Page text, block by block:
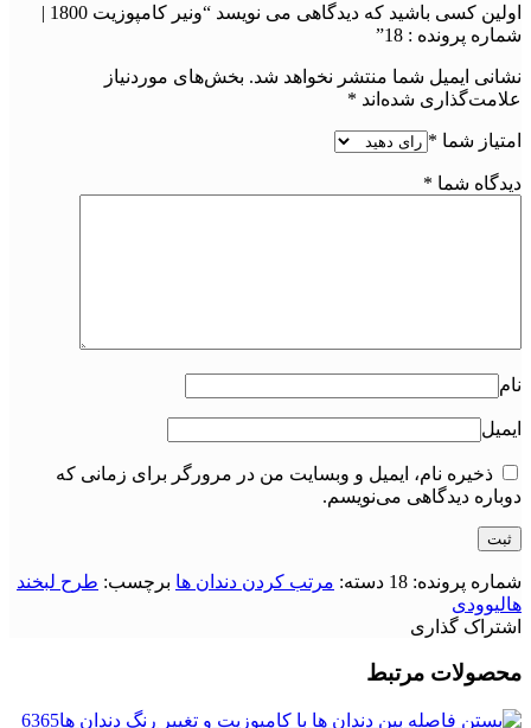
اولین کسی باشید که دیدگاهی می نویسد “ونیر کامپوزیت 1800 |
شماره پرونده : 18”
نشانی ایمیل شما منتشر نخواهد شد. بخش‌های موردنیاز
علامت‌گذاری شده‌اند *
امتیاز شما *
دیدگاه شما *
نام
ایمیل
ذخیره نام، ایمیل و وبسایت من در مرورگر برای زمانی که
دوباره دیدگاهی می‌نویسم.
شماره پرونده: 18 دسته: مرتب کردن دندان ها برچسب: طرح لبخند
هالیوودی
اشتراک گذاری
محصولات مرتبط